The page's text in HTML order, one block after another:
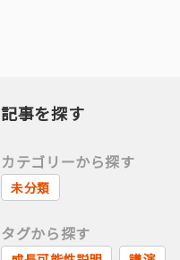
記事を探す
カテゴリーから探す
未分類
タグから探す